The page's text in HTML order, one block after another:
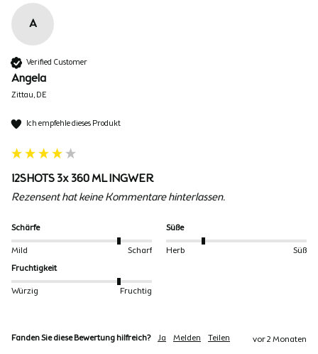
A
Verified Customer
Angela
Zittau, DE
Ich empfehle dieses Produkt
12SHOTS 3x 360 ML INGWER
Rezensent hat keine Kommentare hinterlassen.
Schärfe
Mild Scharf
Süße
Herb Süß
Fruchtigkeit
Würzig Fruchtig
Fanden Sie diese Bewertung hilfreich? Ja Melden Teilen vor 2 Monaten